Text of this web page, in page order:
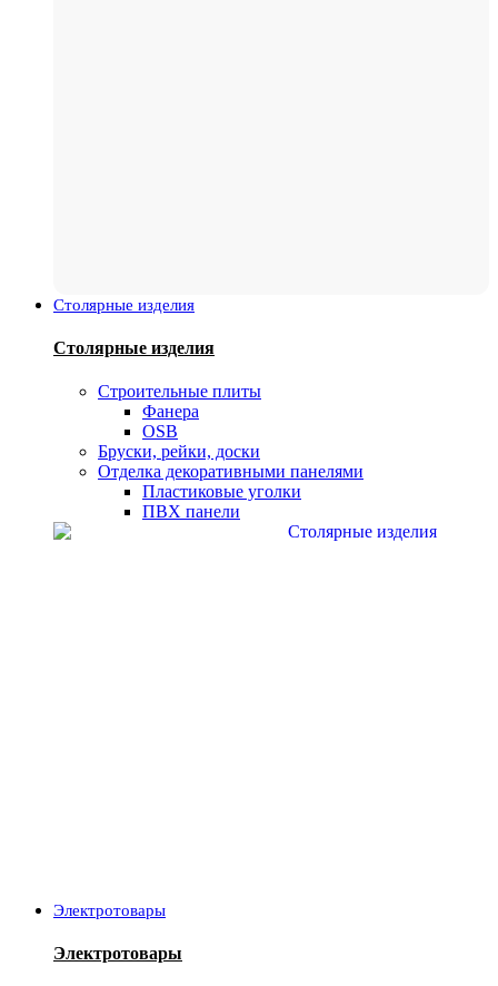
Столярные изделия
Столярные изделия
Строительные плиты
Фанера
OSB
Бруски, рейки, доски
Отделка декоративными панелями
Пластиковые уголки
ПВХ панели
Электротовары
Электротовары